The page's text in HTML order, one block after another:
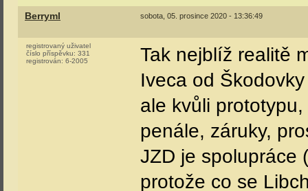
Berryml sobota, 05. prosince 2020 - 13:36:49
registrovaný uživatel
číslo příspěvku: 331
registrován: 6-2005
Tak nejblíž realitě
Iveca od
ale kvůli
penále, záruky,
JZD je spolupráce
protože co se